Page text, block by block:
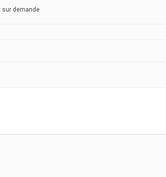
sur demande